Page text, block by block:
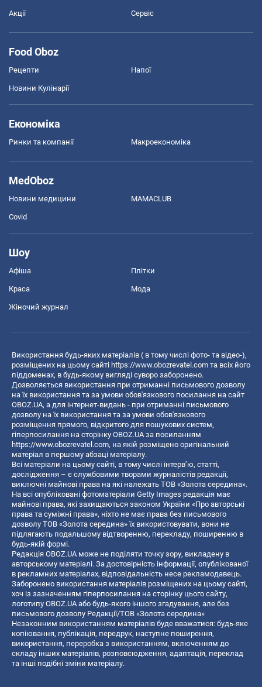
Акції Сервіс
Food Oboz
Рецепти Напої
Новини Кулінарії
Економіка
Ринки та компанії Макроекономіка
MedOboz
Новини медицини MAMACLUB
Covid
Шоу
Афіша Плітки
Краса Мода
Жіночий журнал
Використання будь-яких матеріалів ( в тому числі фото- та відео-),
розміщених на цьому сайті https://www.obozrevatel.com та всіх його
піддоменах, в будь-якому вигляді суворо заборонено.
Дозволяється використання при отриманні письмового дозволу
на їх використання та за умови обов'язкового посилання на сайт
OBOZ.UA, а для інтернет-видань - при отриманні письмового
дозволу на їх використання та за умови обов'язкового
розміщення прямого, відкритого для пошукових систем,
гіперпосилання на сторінку OBOZ.UA за посиланням
https://www.obozrevatel.com, на якій розміщено оригінальний
матеріал в першому абзаці матеріалу.
Всі матеріали на цьому сайті, в тому числі інтерв’ю, статті,
дослідження – є службовими творами журналістів редакції,
виключні майнові права на які належать ТОВ «Золота середина».
На всі опубліковані фотоматеріали Getty Images редакція має
майнові права, які захищаються законом України «Про авторські
права та суміжні права», ніхто не має права без письмового
дозволу ТОВ «Золота середина» їх використовувати, вони не
підлягають подальшому відтворенню, перекладу, поширенню в
будь-якій формі.
Редакція OBOZ.UA може не поділяти точку зору, викладену в
авторському матеріалі. За достовірність інформації, опублікованої
в рекламних матеріалах, відповідальність несе рекламодавець.
Заборонено використання матеріалів розміщених на цьому сайті,
хоч із зазначенням гіперпосилання на сторінку цього сайту,
логотипу OBOZ.UA або будь-якого іншого згадування, але без
письмового дозволу Редакції/ТОВ «Золота середина»
Незаконним використанням матеріалів буде вважатися: будь-яке
копiювання, публiкацiя, передрук, наступне поширення,
використання, переробка з використанням, включенням до
складу інших матеріалів, розповсюдження, адаптація, переклад
та інші подібні зміни матеріалу.